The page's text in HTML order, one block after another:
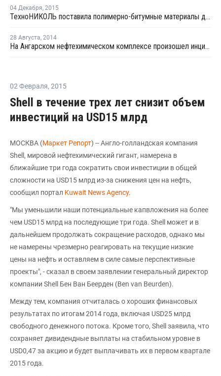
04 Декабря, 2015
ТехноНИКОЛЬ поставила полимерно-битумные материалы для "Ангарской нефтехимической компании"
28 Августа, 2014
На Ангарском нефтехимическом комплексе произошел инцидент
02 Февраля, 2015
Shell в течение трех лет снизит объем
инвестиций на USD15 млрд
МОСКВА (Маркет Репорт) -- Англо-голландская компания
Shell, мировой нефтехимический гигант, намерена в
ближайшие три года сократить свои инвестиции в общей
сложности на USD15 млрд из-за снижения цен на нефть,
сообщил портал Kuwait News Agency.
"Мы уменьшили наши потенциальные капвложения на более
чем USD15 млрд на последующие три года. Shell может и в
дальнейшем продолжать сокращение расходов, однако мы
не намерены чрезмерно реагировать на текущие низкие
цены на нефть и оставляем в силе самые перспективные
проекты", - сказал в своем заявлении генеральный директор
компании Shell Бен Ван Беерден (Ben van Beurden).
Между тем, компания отчиталась о хороших финансовых
результатах по итогам 2014 года, включая USD25 млрд
свободного денежного потока. Кроме того, Shell заявила, что
сохраняет дивидендные выплаты на стабильном уровне в
USD0,47 за акцию и будет выплачивать их в первом квартале
2015 года.